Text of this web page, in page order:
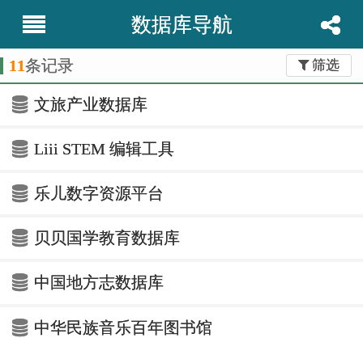
数据库导航
11条记录 筛选
文旅产业数据库
Liii STEM 编辑工具
乐儿数字资源平台
贝贝国学教育数据库
中国地方志数据库
中华民族音乐百年图书馆